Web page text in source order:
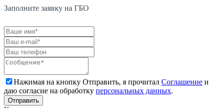
Заполните заявку на ГБО
Нажимая на кнопку Отправить, я прочитал Соглашение и
даю согласие на обработку персональных данных.